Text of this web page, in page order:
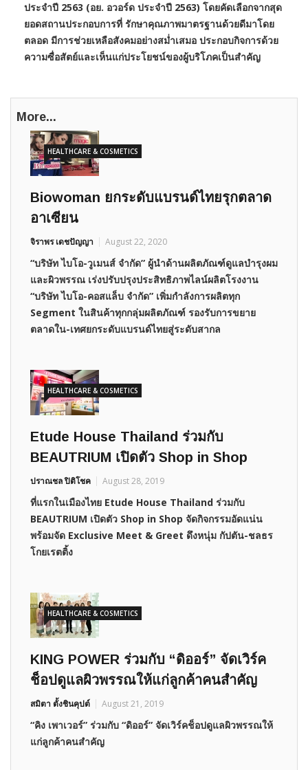
ประจําปี 2563 (อย. อวอร์ด ประจําปี 2563) โดยคัดเลือกจากสุด
ยอดสถานประกอบการที่ รักษาคุณภาพมาตรฐานด้วยดีมาโดย
ตลอด มีการช่วยเหลือสังคมอย่างสม่ำเสมอ ประกอบกิจการด้วย
ความซื่อสัตย์และเห็นแก่ประโยชน์ของผู้บริโภคเป็นสำคัญ
More...
HEALTHCARE & COSMETICS
Biowoman ยกระดับแบรนด์ไทยรุกตลาด
อาเซียน
จิราพร เดชปัญญา August 22, 2020
“บริษัท ไบโอ-วูเมนส์ จำกัด” ผู้นำด้านผลิตภัณฑ์ดูแลบำรุงผม
และผิวพรรณ เร่งปรับปรุงประสิทธิภาพไลน์ผลิตโรงงาน
“บริษัท ไบโอ-คอสแล็บ จำกัด” เพิ่มกำลังการผลิตทุก
Segment ในสินค้าทุกกลุ่มผลิตภัณฑ์ รองรับการขยาย
ตลาดใน-เทศยกระดับแบรนด์ไทยสู่ระดับสากล
HEALTHCARE & COSMETICS
Etude House Thailand ร่วมกับ
BEAUTRIUM เปิดตัว Shop in Shop
ปราณชล ปิติโชค August 28, 2019
ที่แรกในเมืองไทย Etude House Thailand ร่วมกับ
BEAUTRIUM เปิดตัว Shop in Shop จัดกิจกรรมอัดแน่น
พร้อมจัด Exclusive Meet & Greet ดึงหนุ่ม กัปตัน-ชลธร
โกยเรตติ้ง
HEALTHCARE & COSMETICS
KING POWER ร่วมกับ “ดิออร์” จัดเวิร์ค
ช็อปดูแลผิวพรรณให้แก่ลูกค้าคนสำคัญ
สมิตา ตั้งชินคุปต์ August 21, 2019
“คิง เพาเวอร์” ร่วมกับ “ดิออร์” จัดเวิร์คช็อปดูแลผิวพรรณให้
แก่ลูกค้าคนสำคัญ